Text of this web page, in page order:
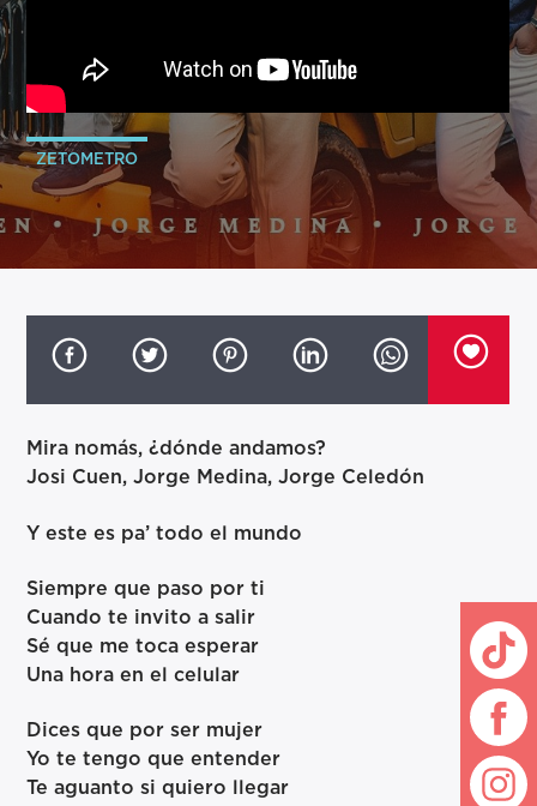
ZETOMETRO
Mira nomás, ¿dónde andamos?
Josi Cuen, Jorge Medina, Jorge Celedón
Y este es pa’ todo el mundo
Siempre que paso por ti
Cuando te invito a salir
Sé que me toca esperar
Una hora en el celular
Dices que por ser mujer
Yo te tengo que entender
Te aguanto si quiero llegar